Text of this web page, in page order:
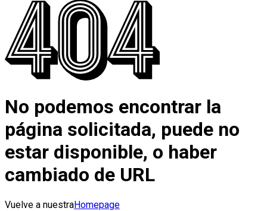
No podemos encontrar la
página solicitada, puede no
estar disponible, o haber
cambiado de URL
Vuelve a nuestraHomepage